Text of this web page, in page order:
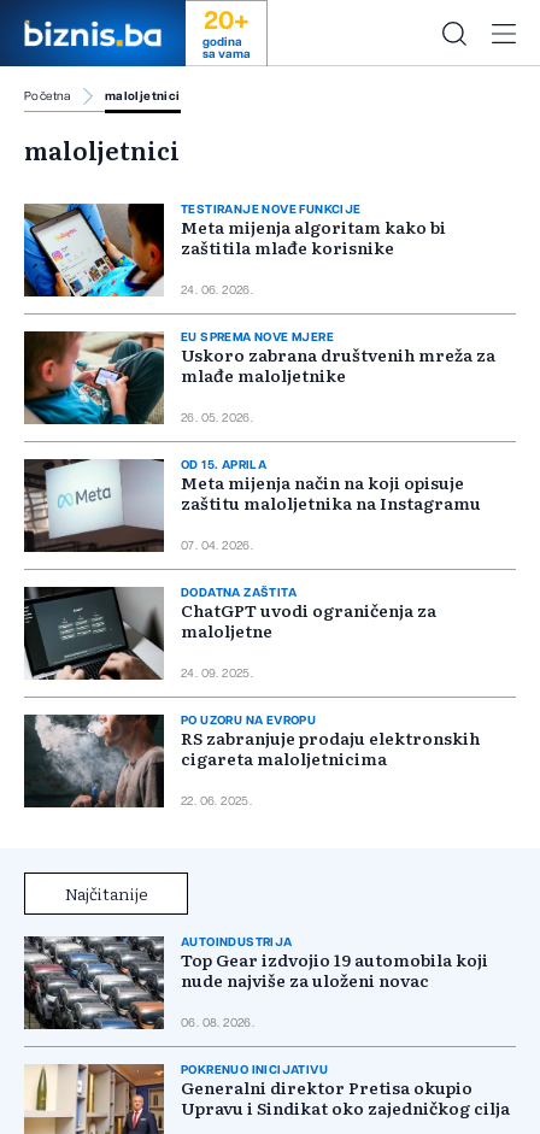
20+
godina
sa vama
Početna maloljetnici
maloljetnici
TESTIRANJE NOVE FUNKCIJE
Meta mijenja algoritam kako bi
zaštitila mlađe korisnike
24. 06. 2026.
EU SPREMA NOVE MJERE
Uskoro zabrana društvenih mreža za
mlađe maloljetnike
26. 05. 2026.
OD 15. APRILA
Meta mijenja način na koji opisuje
zaštitu maloljetnika na Instagramu
07. 04. 2026.
DODATNA ZAŠTITA
ChatGPT uvodi ograničenja za
maloljetne
24. 09. 2025.
PO UZORU NA EVROPU
RS zabranjuje prodaju elektronskih
cigareta maloljetnicima
22. 06. 2025.
Najčitanije
AUTOINDUSTRIJA
Top Gear izdvojio 19 automobila koji
nude najviše za uloženi novac
06. 08. 2026.
POKRENUO INICIJATIVU
Generalni direktor Pretisa okupio
Upravu i Sindikat oko zajedničkog cilja